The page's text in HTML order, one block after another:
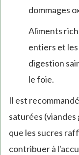
dommages
Aliments
entiers et
digestion
le foie.
Il est
saturées
que les sucres
contribuer à